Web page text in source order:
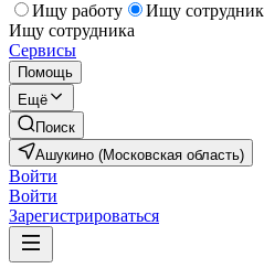
Ищу работу
Ищу
Ищу сотрудника
Сервисы
Помощь
Ещё
Поиск
Ашукино (Московская область)
Войти
Войти
Зарегистрироваться